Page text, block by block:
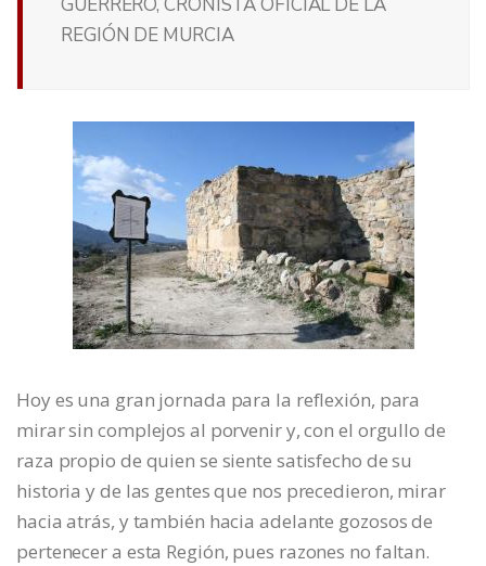
GUERRERO, CRONISTA OFICIAL DE LA
REGIÓN DE MURCIA
Hoy es una gran jornada para la reflexión, para
mirar sin complejos al porvenir y, con el orgullo de
raza propio de quien se siente satisfecho de su
historia y de las gentes que nos precedieron, mirar
hacia atrás, y también hacia adelante gozosos de
pertenecer a esta Región, pues razones no faltan.